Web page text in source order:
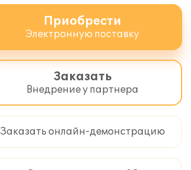
Приобрести
Электронную поставку
Заказать
Внедрение у партнера
Заказать онлайн-демонстрацию